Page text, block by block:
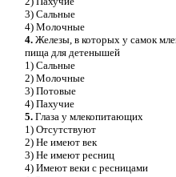
3) Сальные
4) Молочные
4. Железы, в которых у самок
пища для детенышей
1) Сальные
2) Молочные
3) Потовые
4) Пахучие
5. Глаза у млекопитающих
1) Отсутствуют
2) Не имеют век
3) Не имеют ресниц
4) Имеют веки с ресницами